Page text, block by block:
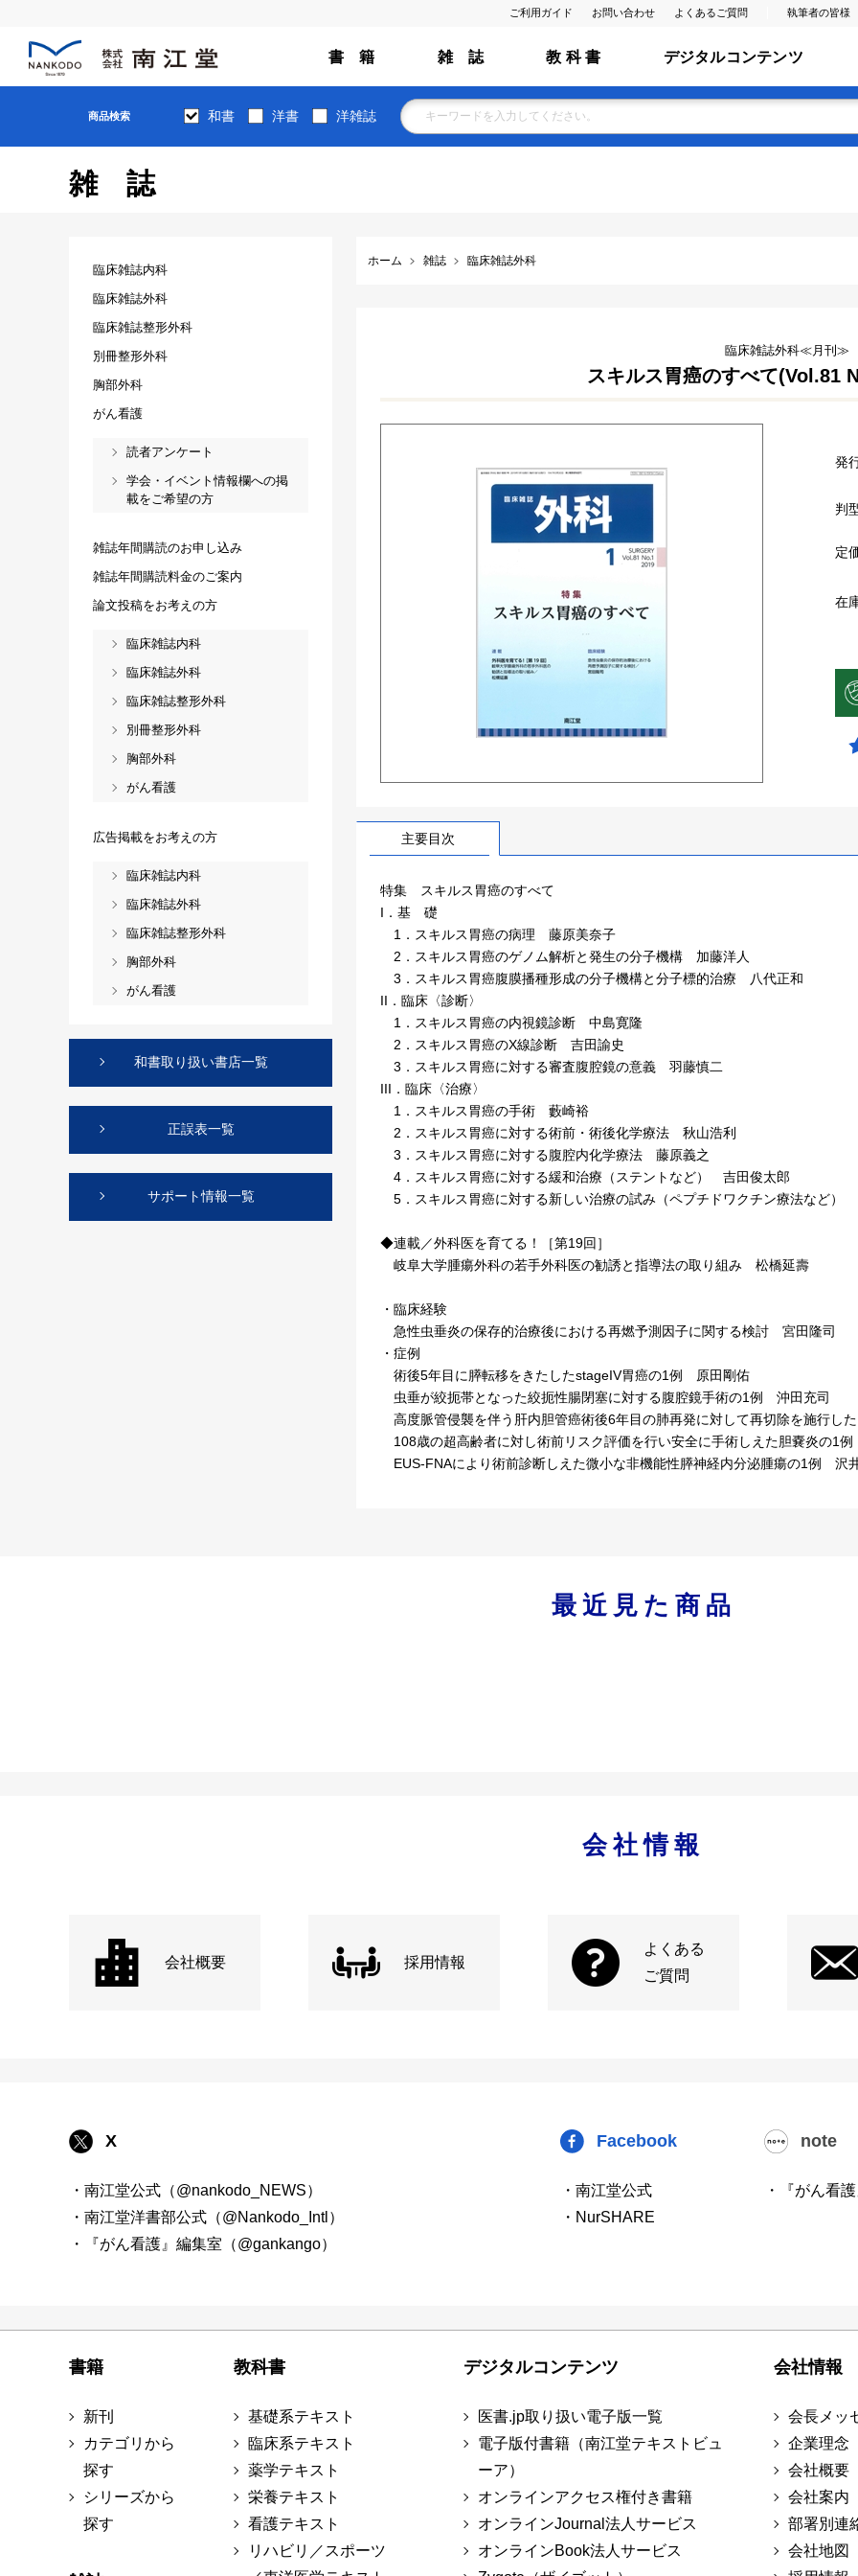
ご利用ガイド お問い合わせ よくあるご質問 執筆者の皆様
書 籍 雑 誌 教 科 書 デジタルコンテンツ
商品検索 和書 洋書 洋雑誌
雑誌
ホーム 雑誌 臨床雑誌外科
臨床雑誌外科≪月刊≫
スキルス胃癌のすべて(Vol.81
発
判
在
定
主要目次
特集 スキルス胃癌のすべて
I．基 礎
1．スキルス胃癌の病理 藤原美奈子
2．スキルス胃癌のゲノム解析と発生の分子機構 加藤洋人
3．スキルス胃癌腹膜播種形成の分子機構と分子標的治療 八代正和
II．臨床〈診断〉
1．スキルス胃癌の内視鏡診断 中島寛隆
2．スキルス胃癌のX線診断 吉田諭史
3．スキルス胃癌に対する審査腹腔鏡の意義 羽藤慎二
III．臨床〈治療〉
1．スキルス胃癌の手術 藪崎裕
2．スキルス胃癌に対する術前・術後化学療法 秋山浩利
3．スキルス胃癌に対する腹腔内化学療法 藤原義之
4．スキルス胃癌に対する緩和治療（ステントなど） 吉田俊太郎
5．スキルス胃癌に対する新しい治療の試み（ペプチドワクチン療法など）
◆連載／外科医を育てる！［第19回］
岐阜大学腫瘍外科の若手外科医の勧誘と指導法の取り組み 松橋延壽
・臨床経験
急性虫垂炎の保存的治療後における再燃予測因子に関する検討 宮田隆司
・症例
術後5年目に膵転移をきたしたstageIV胃癌の1例 原田剛佑
虫垂が絞扼帯となった絞扼性腸閉塞に対する腹腔鏡手術の1例 沖田充司
高度脈管侵襲を伴う肝内胆管癌術後6年目の肺再発に対して再切除を施行し
108歳の超高齢者に対し術前リスク評価を行い安全に手術しえた胆嚢炎の1
EUS-FNAにより術前診断しえた微小な非機能性膵神経内分泌腫瘍の1例 沢
臨床雑誌内科
臨床雑誌外科
臨床雑誌整形外科
別冊整形外科
胸部外科
がん看護
読者アンケート
学会・イベント情報欄への掲
載をご希望の方
雑誌年間購読のお申し込み
雑誌年間購読料金のご案内
論文投稿をお考えの方
臨床雑誌内科
臨床雑誌外科
臨床雑誌整形外科
別冊整形外科
胸部外科
がん看護
広告掲載をお考えの方
臨床雑誌内科
臨床雑誌外科
臨床雑誌整形外科
胸部外科
がん看護
和書取り扱い書店一覧
正誤表一覧
サポート情報一覧
最近見た商品
会社情報
会社概要 採用情報
よくある
ご質問
X
・南江堂公式（@nankodo_NEWS）
・南江堂洋書部公式（@Nankodo_Intl）
・『がん看護』編集室（@gankango）
Facebook
・南江堂公式
・NurSHARE
note
・『がん看
書籍
新刊
カテゴリから
探す
シリーズから
探す
教科書
基礎系テキスト
臨床系テキスト
薬学テキスト
栄養テキスト
看護テキスト
リハビリ／スポーツ
デジタルコンテンツ
医書.jp取り扱い電子版一覧
電子版付書籍（南江堂テキストビュ
ーア）
オンラインアクセス権付き書籍
オンラインJournal法人サービス
オンラインBook法人サービス
会社情報
会長メッ
企業理念
会社概要
会社案内
部署別連
会社地図